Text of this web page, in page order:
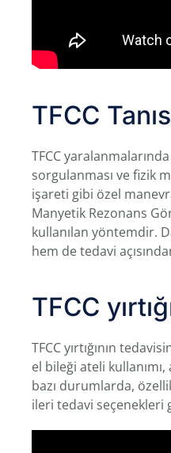
TFCC
TFCC
sorgulanması ve fizik
işareti gibi özel
Manyetik Rezonans
kullanılan yöntemdir.
hem de tedavi
TFCC
TFCC yırtığının
el bileği ateli
bazı durumlarda,
ileri tedavi seçenekleri